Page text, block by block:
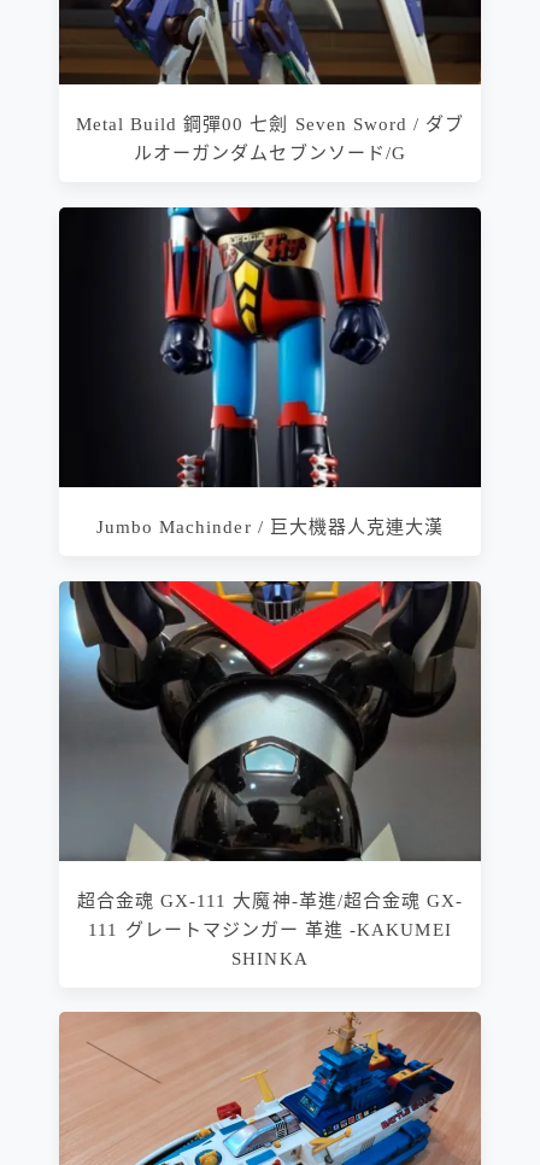
Metal Build 鋼彈00 七劍 Seven Sword / ダブ
ルオーガンダムセブンソード/G
Jumbo Machinder / 巨大機器人克連大漢
超合金魂 GX-111 大魔神-革進/超合金魂 GX-
111 グレートマジンガー 革進 -KAKUMEI
SHINKA